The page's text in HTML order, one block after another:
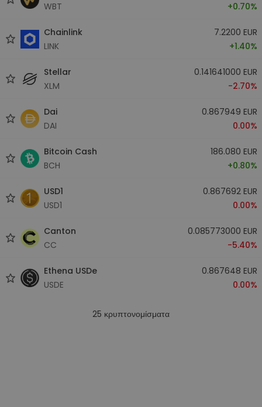
WBT
+0.70%
Chainlink
LINK
7.2200 EUR
+1.40%
Stellar
XLM
0.141641000 EUR
-2.70%
Dai
DAI
0.867949 EUR
0.00%
Bitcoin Cash
BCH
186.080 EUR
+0.80%
USD1
USD1
0.867692 EUR
0.00%
Canton
CC
0.085773000 EUR
-5.40%
Ethena USDe
USDE
0.867648 EUR
0.00%
25 κρυπτονομίσματα